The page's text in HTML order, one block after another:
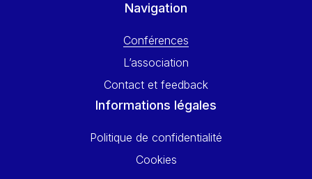
Navigation
Conférences
L’association
Contact et feedback
Informations légales
Politique de confidentialité
Cookies